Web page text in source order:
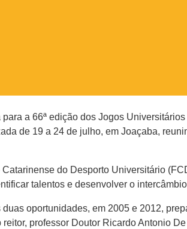
a 66ª edição dos Jogos
de 19 a 24 de julho, em Joaçaba,
do Desporto Universitário
talentos e desenvolver o
oportunidades, em 2005 e 2012,
professor Doutor Ricardo Antonio